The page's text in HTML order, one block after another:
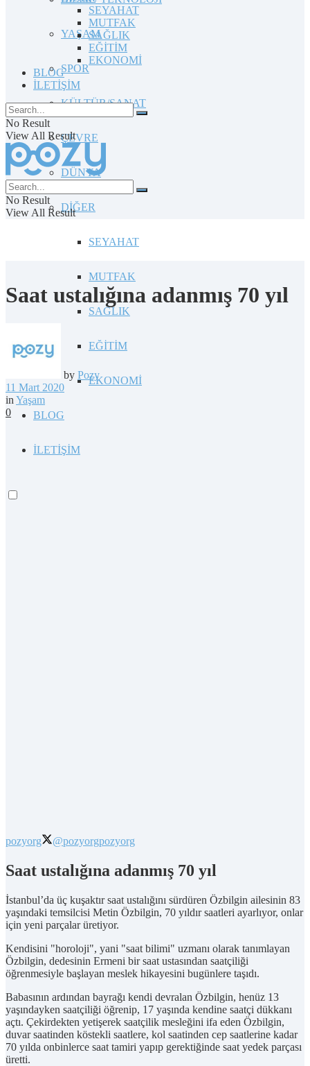
YAŞAM
SPOR
KÜLTÜR/SANAT
ÇEVRE
DÜNYA
DİĞER
SEYAHAT
MUTFAK
SAĞLIK
EĞİTİM
EKONOMİ
BLOG
İLETİŞİM
SEYAHAT
MUTFAK
SAĞLIK
EĞİTİM
EKONOMİ
BLOG
İLETİŞİM
No Result
View All Result
No Result
View All Result
Saat ustalığına adanmış 70 yıl
by Pozy
11 Mart 2020
in Yaşam
0
pozyorg @pozyorgpozyorg
Saat ustalığına adanmış 70 yıl
İstanbul’da üç kuşaktır saat ustalığını sürdüren Özbilgin ailesinin 83
yaşındaki temsilcisi Metin Özbilgin, 70 yıldır saatleri ayarlıyor, onlar
için yeni parçalar üretiyor.
Kendisini "horoloji", yani "saat bilimi" uzmanı olarak tanımlayan
Özbilgin, dedesinin Ermeni bir saat ustasından saatçiliği
öğrenmesiyle başlayan meslek hikayesini bugünlere taşıdı.
Babasının ardından bayrağı kendi devralan Özbilgin, henüz 13
yaşındayken saatçiliği öğrenip, 17 yaşında kendine saatçi dükkanı
açtı. Çekirdekten yetişerek saatçilik mesleğini ifa eden Özbilgin,
duvar saatinden köstekli saatlere, kol saatinden cep saatlerine kadar
70 yılda onbinlerce saat tamiri yapıp gerektiğinde saat yedek parçası
üretti.